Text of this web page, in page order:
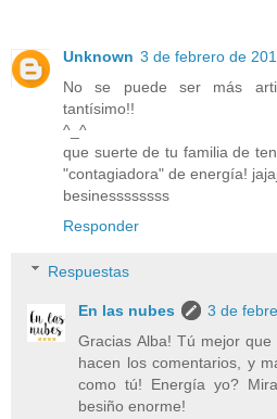
Unknown 3 de febrero de
No se puede ser más
tantísimo!!
^_^
que suerte de tu familia de
"contagiadora" de energía!
besinessssssss
Responder
Respuestas
En las nubes
3 de
Gracias Alba! Tú mejor
hacen los comentarios, y
como tú! Energía yo?
besiño enorme!